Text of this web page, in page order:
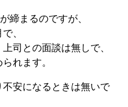
締まるのですが、
、
司との面談は無しで、
れます。
安になるときは無いで